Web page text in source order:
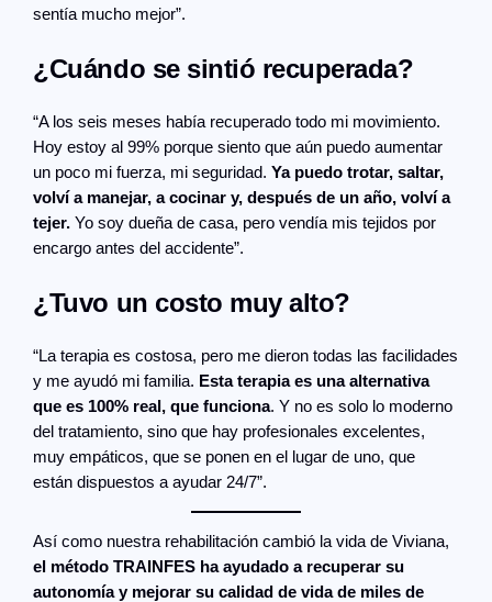
sentía mucho mejor”.
¿Cuándo se sintió recuperada?
“A los seis meses había recuperado todo mi movimiento.
Hoy estoy al 99% porque siento que aún puedo aumentar
un poco mi fuerza, mi seguridad. Ya puedo trotar, saltar,
volví a manejar, a cocinar y, después de un año, volví a
tejer.Yo soy dueña de casa, pero vendía mis tejidos por
encargo antes del accidente”.
¿Tuvo un costo muy alto?
“La terapia es costosa, pero me dieron todas las facilidades
y me ayudó mi familia. Esta terapia es una alternativa
que es 100% real, que funciona. Y no es solo lo moderno
del tratamiento, sino que hay profesionales excelentes,
muy empáticos, que se ponen en el lugar de uno, que
están dispuestos a ayudar 24/7”.
Así como nuestra rehabilitación cambió la vida de Viviana,
el método TRAINFES ha ayudado a recuperar su
autonomía y mejorar su calidad de vida de miles de